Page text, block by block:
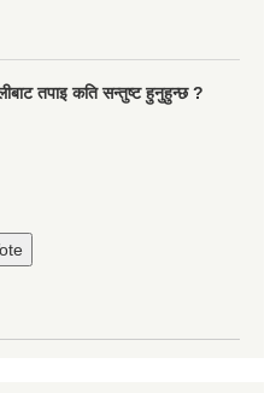
तपाइ कति सन्तुष्ट हुनुहुन्छ ?